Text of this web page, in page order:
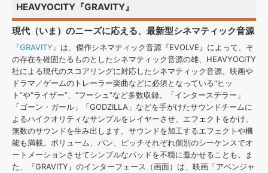
HEAVYOCITY『GRAVITY』
現代（いま）のニーズに応える、最新型シネマティック音源
『GRAVITY』 は、傑作シネマティック音源『EVOLVE』によって、そ
の存在を確固たるものとしたシネマティック音源の雄、HEAVYOCITY
社による現代のスコアリングに対応したシネマティック音源。映画や
ドラマ／ゲームのトレーラー楽曲などに必須となっている“ヒッ
ト”や“ライザー”、“フーシュ”など多数収録。「インターステラー」
「ゴーン・ガール」「GODZILLA」などを手がけたサウンドチームに
よるハイクオリティなサンプルをレイヤーさせ、エフェクトをかけ、
無数のサウンドを生み出します。サウンドを加工するエフェクトや機
能も満載。ボリューム、パン、ピッチそれぞれ個別のシーケンスでオ
ートメーションさせてシンプルなパッドを不穏に蠢かせることも。ま
た、『GRAVITY』のインターフェース（画面）は、映画「アベンジャ